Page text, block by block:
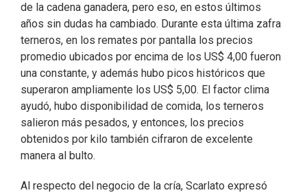
de la cadena ganadera, pero eso, en estos últimos
años sin dudas ha cambiado. Durante esta última zafra
terneros, en los remates por pantalla los precios
promedio ubicados por encima de los US$ 4,00 fueron
una constante, y además hubo picos históricos que
superaron ampliamente los US$ 5,00. El factor clima
ayudó, hubo disponibilidad de comida, los terneros
salieron más pesados, y entonces, los precios
obtenidos por kilo también cifraron de excelente
manera al bulto.
Al respecto del negocio de la cría, Scarlato expresó